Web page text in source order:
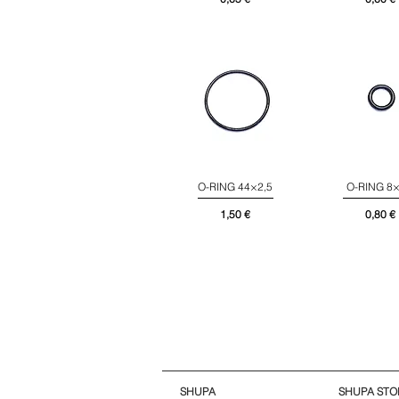
Schnellansicht
O-RING 44×2,5
Preis
1,50 €
O-RING
Preis
0,80 €
SHUPA SHUPA